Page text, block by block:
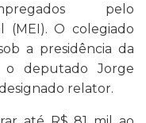
pelo
(MEI). O colegiado
a presidência da
o deputado Jorge
relator.